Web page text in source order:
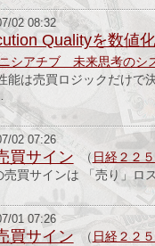
02 08:32
Qualityを数値
シアチブ 未来思考のシ
能は売買ロジックだけで
02 07:26
買サイン （ 日経２２
売買サインは 「売り」ロ
01 07:26
買サイン （ 日経２２